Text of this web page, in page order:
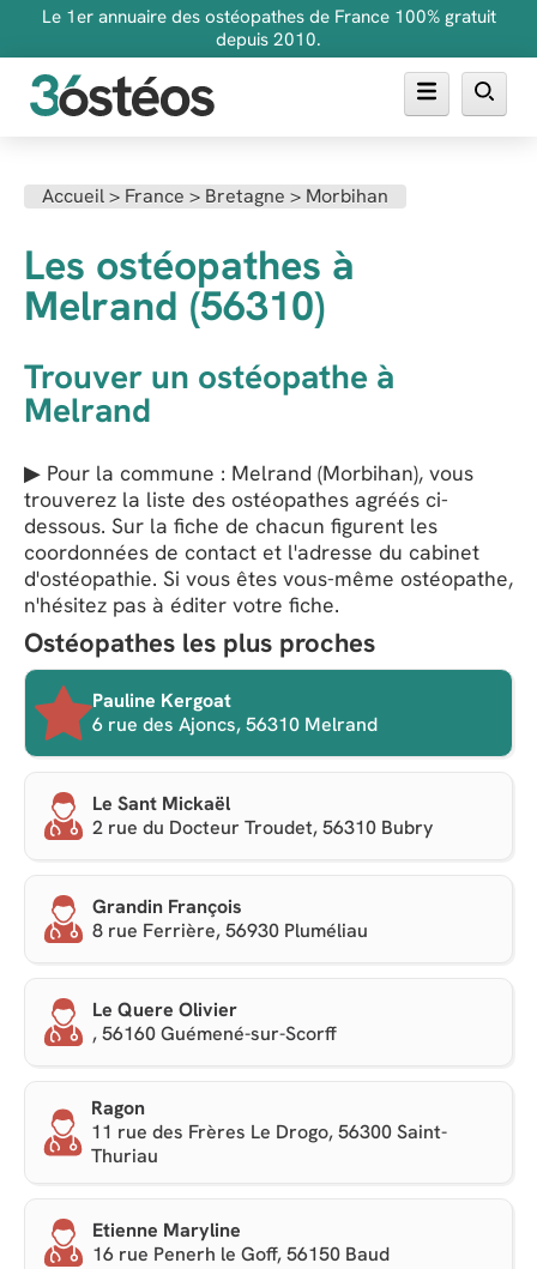
Le 1er annuaire des ostéopathes de France 100% gratuit
depuis 2010.
Inscrire son cabinet
Accueil> France > Bretagne > Morbihan
Les ostéopathes à
Melrand (56310)
Trouver un ostéopathe à
Melrand
▶ Pour la commune : Melrand (Morbihan), vous
trouverez la liste des ostéopathes agréés ci-
dessous. Sur la fiche de chacun figurent les
coordonnées de contact et l'adresse du cabinet
d'ostéopathie. Si vous êtes vous-même ostéopathe,
n'hésitez pas à éditer votre fiche.
Ostéopathes les plus proches
Pauline Kergoat
6 rue des Ajoncs, 56310 Melrand
Le Sant Mickaël
2 rue du Docteur Troudet, 56310 Bubry
Grandin François
8 rue Ferrière, 56930 Pluméliau
Le Quere Olivier
, 56160 Guémené-sur-Scorff
Ragon
11 rue des Frères Le Drogo, 56300 Saint-
Thuriau
Etienne Maryline
16 rue Penerh le Goff, 56150 Baud